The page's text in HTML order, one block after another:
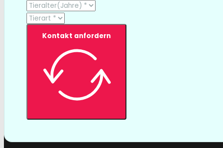
Kontakt anfordern
TESTSIEGER bereits ab € 13,35/Monat
Mit einer Tierversicherung der Barmenia
nur von erstklassigen Leistungen, sondern auch
Hund